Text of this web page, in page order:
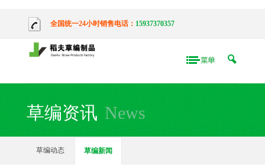
全国统一24小时销售电话： 15937370357
草编资讯 News
草编动态 草编新闻